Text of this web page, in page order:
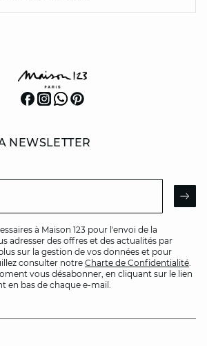
NEWSLETTER
à Maison 123 pour l'envoi de la
adresser des offres et des actualités par
sur la gestion de vos données et pour
consulter notre Charte de Confidentialité.
vous désabonner, en cliquant sur le lien
en bas de chaque e-mail.